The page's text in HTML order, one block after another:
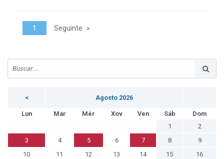
1 Seguinte
< Agosto 2026
Lun Mar Mér Xov Ven Sáb
Dom
1
2
3
4 5 6 7 8
9
10
11 12 13 14 15
16